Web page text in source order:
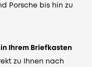
Porsche bis hin zu
in Ihrem Briefkasten
zu Ihnen nach